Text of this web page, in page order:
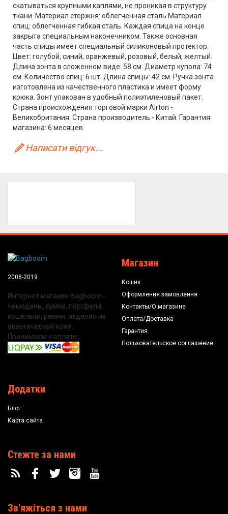
скатываться крупными каплями, не проникая в структуру
ткани. Материал стержня: облегченная сталь Материал
спиц: облегченная гибкая сталь. Каждая спица на конце
закрыта специальным наконечником. Также основная
часть спицы имеет специальный силиконовый протектор.
Цвет: голубой, синий, оранжевый, розовый, белый, желтый.
Длина зонта в сложенном виде: 58 см. Диаметр купола: 74
см. Количество спиц: 6 шт. Длина спицы: 42 см. Ручка зонта
изготовлена из качественного пластика и имеет форму
крюка. Зонт упакован в удобный полиэтиленовый пакет.
Страна происхождения торговой марки Airton -
Великобритания. Страна производитель - Китай. Гарантия
магазина: 6 месяцев.
Написати відгук...
2008-2019
Интернет магазин Bagboom -
чемоданы, сумки, портфели,
кошельки, ремни, изделия из
экзотической кожи.
Принимаем к оплате:
Магазин
Кошик
Оформлення замовлення
Контакты/О магазине
Оплата/Доставка
Гарантия
Пользовательское соглашение
Додатки
Блог
Карта сайта
Стежте за нами
Зв'яжіться з нами